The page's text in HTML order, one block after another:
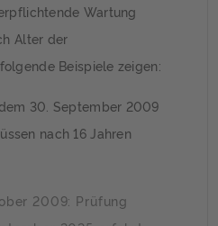
Wartung
Alter der
Beispiele zeigen:
30. September 2009
nach 16 Jahren
2009: Prüfung